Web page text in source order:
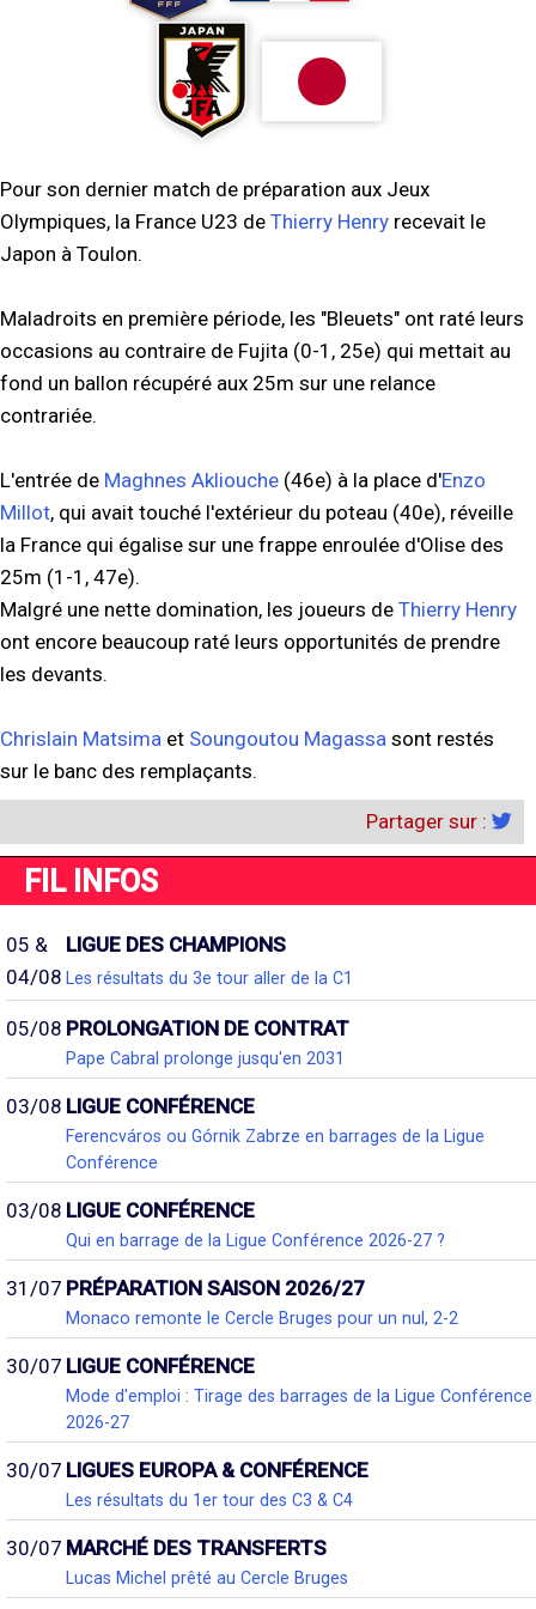
Pour son dernier match de préparation aux Jeux
Olympiques, la France U23 de Thierry Henry recevait le
Japon à Toulon.
Maladroits en première période, les "Bleuets" ont raté leurs
occasions au contraire de Fujita (0-1, 25e) qui mettait au
fond un ballon récupéré aux 25m sur une relance
contrariée.
L'entrée de Maghnes Akliouche (46e) à la place d'Enzo
Millot, qui avait touché l'extérieur du poteau (40e), réveille
la France qui égalise sur une frappe enroulée d'Olise des
25m (1-1, 47e).
Malgré une nette domination, les joueurs de Thierry Henry
ont encore beaucoup raté leurs opportunités de prendre
les devants.
Chrislain Matsima et Soungoutou Magassa sont restés
sur le banc des remplaçants.
Partager sur :
FIL INFOS
05 &
04/08
LIGUE DES CHAMPIONS
Les résultats du 3e tour aller de la C1
05/08 PROLONGATION DE CONTRAT
Pape Cabral prolonge jusqu'en 2031
03/08 LIGUE CONFÉRENCE
Ferencváros ou Górnik Zabrze en barrages de la Ligue
Conférence
03/08 LIGUE CONFÉRENCE
Qui en barrage de la Ligue Conférence 2026-27 ?
31/07 PRÉPARATION SAISON 2026/27
Monaco remonte le Cercle Bruges pour un nul, 2-2
30/07 LIGUE CONFÉRENCE
Mode d'emploi : Tirage des barrages de la Ligue Conférence
2026-27
30/07 LIGUES EUROPA & CONFÉRENCE
Les résultats du 1er tour des C3 & C4
30/07 MARCHÉ DES TRANSFERTS
Lucas Michel prêté au Cercle Bruges